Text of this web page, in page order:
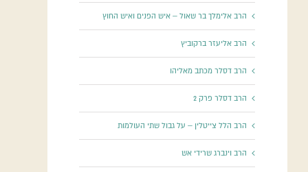
הרב אלימלך בר שאול – איש הפנים ואיש החוץ
הרב אליעזר ברקוביץ
הרב דסלר מכתב מאליהו
הרב דסלר פרק 2
הרב הלל צייטלין – על גבול שתי העולמות
הרב וינברג שרידי אש